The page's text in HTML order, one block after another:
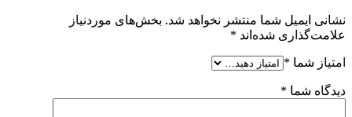
نشانی ایمیل شما منتشر نخواهد شد. بخش‌های موردنیاز
علامت‌گذاری شده‌اند *
امتیاز شما *
دیدگاه شما *